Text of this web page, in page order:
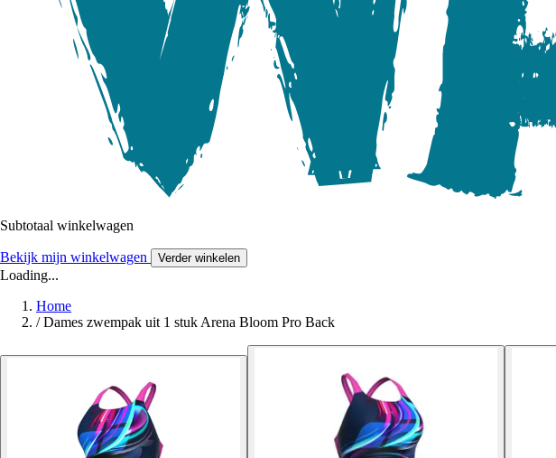
Subtotaal winkelwagen
Bekijk mijn winkelwagen Verder winkelen
Loading...
Home
/ Dames zwempak uit 1 stuk Arena Bloom Pro Back